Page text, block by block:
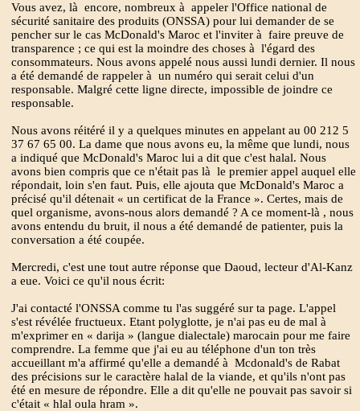
Vous avez, là encore, nombreux à appeler l'Office national de
sécurité sanitaire des produits (ONSSA) pour lui demander de se
pencher sur le cas McDonald's Maroc et l'inviter à faire preuve de
transparence ; ce qui est la moindre des choses à l'égard des
consommateurs. Nous avons appelé nous aussi lundi dernier. Il nous
a été demandé de rappeler à un numéro qui serait celui d'un
responsable. Malgré cette ligne directe, impossible de joindre ce
responsable.
Nous avons réitéré il y a quelques minutes en appelant au 00 212 5
37 67 65 00. La dame que nous avons eu, la même que lundi, nous
a indiqué que McDonald's Maroc lui a dit que c'est halal. Nous
avons bien compris que ce n'était pas là le premier appel auquel elle
répondait, loin s'en faut. Puis, elle ajouta que McDonald's Maroc a
précisé qu'il détenait « un certificat de la France ». Certes, mais de
quel organisme, avons-nous alors demandé ? A ce moment-là , nous
avons entendu du bruit, il nous a été demandé de patienter, puis la
conversation a été coupée.
Mercredi, c'est une tout autre réponse que Daoud, lecteur d'Al-Kanz
a eue. Voici ce qu'il nous écrit:
J'ai contacté l'ONSSA comme tu l'as suggéré sur ta page. L'appel
s'est révélée fructueux. Etant polyglotte, je n'ai pas eu de mal à
m'exprimer en « darija » (langue dialectale) marocain pour me faire
comprendre. La femme que j'ai eu au téléphone d'un ton très
accueillant m'a affirmé qu'elle a demandé à Mcdonald's de Rabat
des précisions sur le caractère halal de la viande, et qu'ils n'ont pas
été en mesure de répondre. Elle a dit qu'elle ne pouvait pas savoir si
c'était « hlal oula hram ».